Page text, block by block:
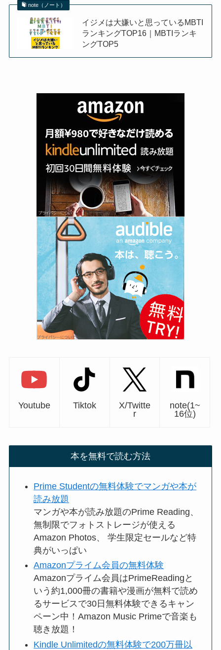
note（ノート）
イジメは大嫌いと思っているMBTI
ランキングTOP16｜MBTIランキ
ングTOP5
Youtube Tiktok
X/Twitte
r
note(1~
16位)
本を無料で読む方法
Prime Studentの無料体験でマンガや本が
読み放題
マンガや本が読み放題のPrime Reading、
無制限でフォトストレージが使える
Amazon Photos、 学生限定セールなど特
典がいっぱい
Amazonプライム会員の無料体験
Amazonプライム会員はPrimeReadingと
いう約1,000冊の書籍や漫画が無料で読め
るサービスで30日無料体験できるキャン
ペーン中！Amazon Music Primeで音楽も
聴き放題！
Kindle Unlimitedの無料体験で200万冊以